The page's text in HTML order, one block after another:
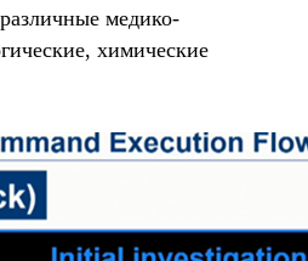
медико-
химические